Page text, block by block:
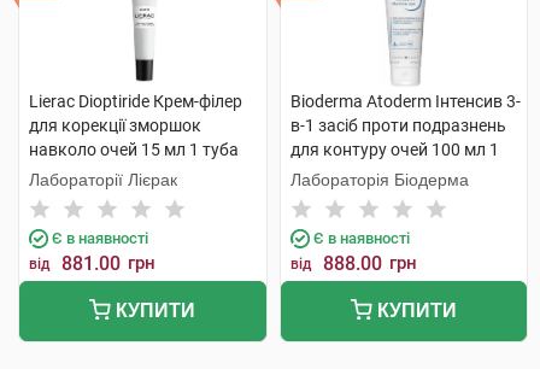
Lierac Dioptiride Крем-філер
для корекції зморшок
навколо очей 15 мл 1 туба
Лабораторії Лієрак
Є в наявності
від 881.00 грн
КУПИТИ
Bioderma Atoderm Інтенсив 3-
в-1 засіб проти подразнень
для контуру очей 100 мл 1
туба
Лабораторія Біодерма
Є в наявності
від 888.00 грн
КУПИТИ